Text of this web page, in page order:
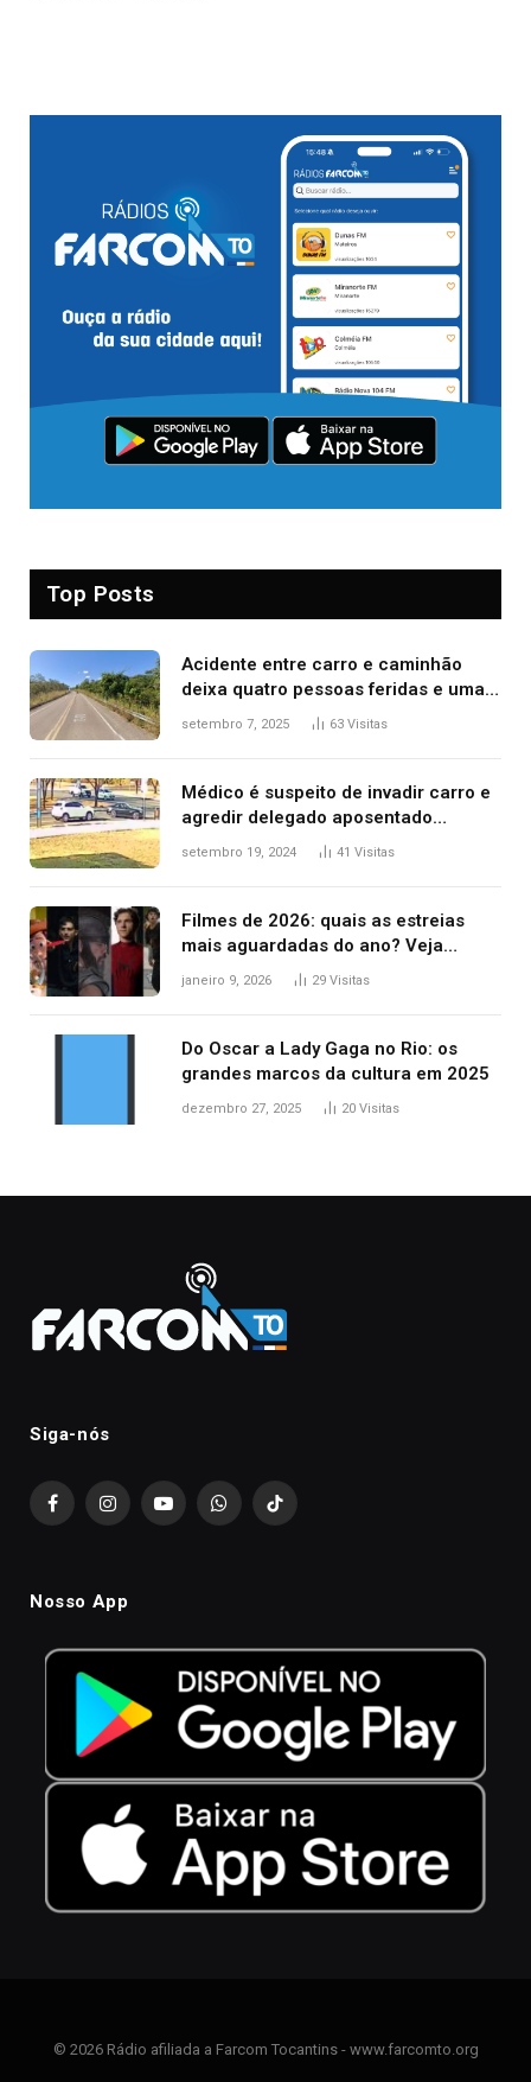
Top Posts
Acidente entre carro e caminhão
deixa quatro pessoas feridas e uma
mulher morta na TO-070
setembro 7, 2025 63 Visitas
Médico é suspeito de invadir carro e
agredir delegado aposentado
durante confusão no trânsito
setembro 19, 2024 41 Visitas
Filmes de 2026: quais as estreias
mais aguardadas do ano? Veja
principais lançamentos do cinema
janeiro 9, 2026 29 Visitas
Do Oscar a Lady Gaga no Rio: os
grandes marcos da cultura em 2025
dezembro 27, 2025 20 Visitas
Siga-nós
FacebookInstagramYouTubeWhatsAppTikTok
Nosso App
© 2026 Rádio afiliada a Farcom Tocantins - www.farcomto.org